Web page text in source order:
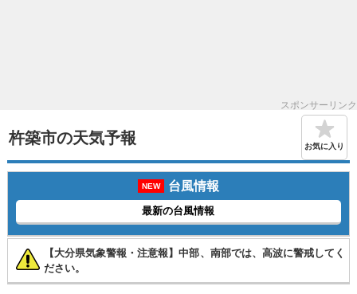
スポンサーリンク
杵築市の天気予報 お気に入り
NEW 台風情報
最新の台風情報
【大分県気象警報・注意報】中部、南部では、高波に警戒してく
ださい。